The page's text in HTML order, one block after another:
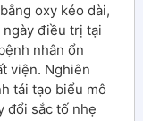
oxy kéo dài,
điều trị tại
nhân ổn
viện. Nghiên
tái tạo biểu mô
đổi sắc tố nhẹ